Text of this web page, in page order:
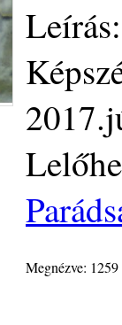
Megnézve: